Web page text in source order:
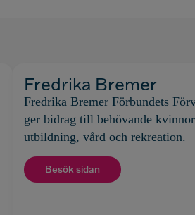
Fredrika Bremer
Fredrika Bremer Förbundets
ger bidrag till behövande
utbildning, vård och rekreation.
Besök sidan